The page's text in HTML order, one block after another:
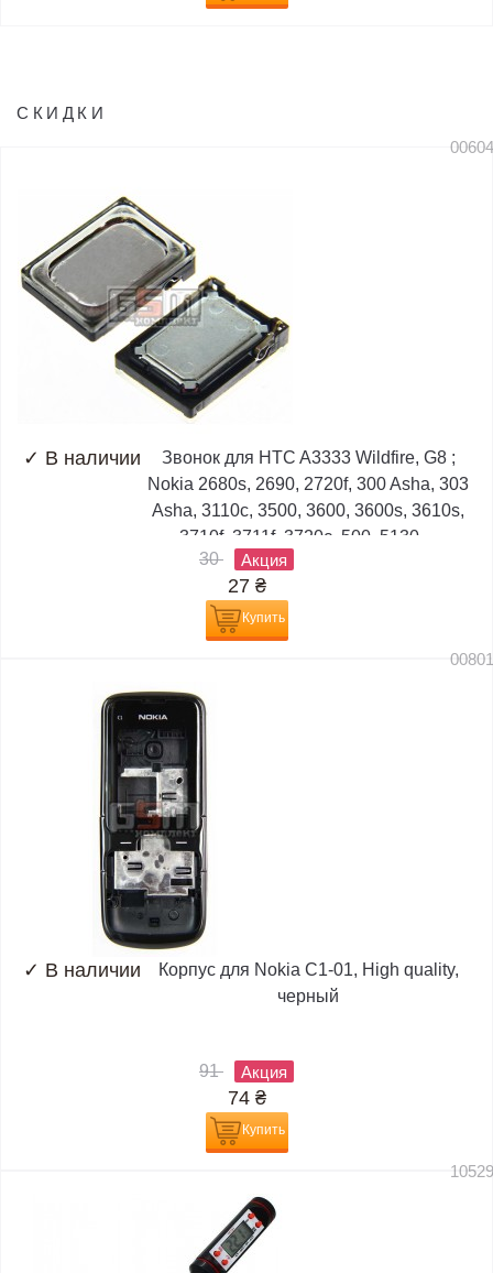
СКИДКИ
✓ В наличии
Звонок для HTC A3333 Wildfire, G8 ;
Nokia 2680s, 2690, 2720f, 300 Asha, 303
Asha, 3110c, 3500, 3600, 3600s, 3610s,
3710f, 3711f, 3720c, 500, 5130,...
30
Акция
27 ₴
Купить
✓ В наличии
Корпус для Nokia C1-01, High quality,
черный
91 Акция
74 ₴
Купить